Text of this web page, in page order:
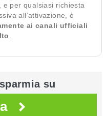
e per qualsiasi richiesta
all’attivazione, è
ai canali ufficiali
su